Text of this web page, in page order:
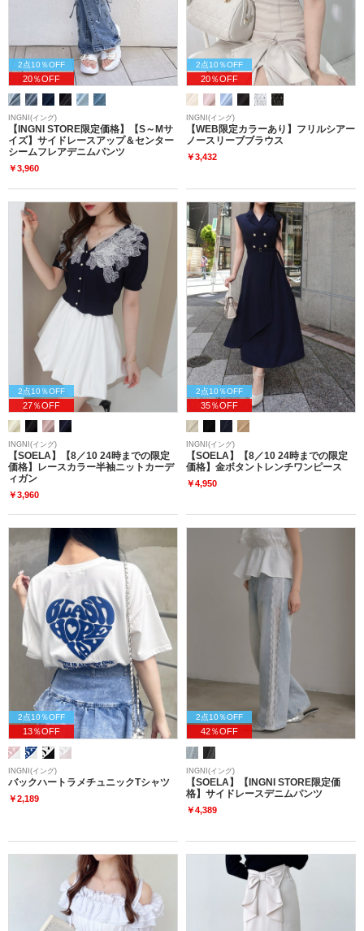
2点10％OFF
20％OFF
INGNI(イング)
【INGNI STORE限定価格】【S～Mサ
イズ】サイドレースアップ＆センター
シームフレアデニムパンツ
￥3,960
2点10％OFF
20％OFF
INGNI(イング)
【WEB限定カラーあり】フリルシアー
ノースリーブブラウス
￥3,432
2点10％OFF
27％OFF
INGNI(イング)
【SOELA】【8／10 24時までの限定
価格】レースカラー半袖ニットカーデ
ィガン
￥3,960
2点10％OFF
35％OFF
INGNI(イング)
【SOELA】【8／10 24時までの限定
価格】金ボタントレンチワンピース
￥4,950
2点10％OFF
13％OFF
INGNI(イング)
バックハートラメチュニックTシャツ
￥2,189
2点10％OFF
42％OFF
INGNI(イング)
【SOELA】【INGNI STORE限定価
格】サイドレースデニムパンツ
￥4,389